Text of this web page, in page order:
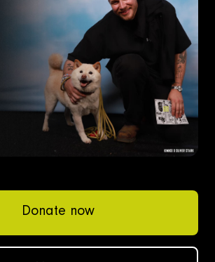
Donate now